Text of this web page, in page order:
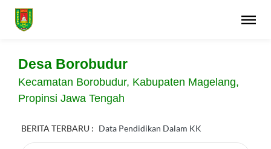
Desa Borobudur
Kecamatan Borobudur, Kabupaten Magelang,
Propinsi Jawa Tengah
BERITA TERBARU : Data Pendidikan Dalam KK